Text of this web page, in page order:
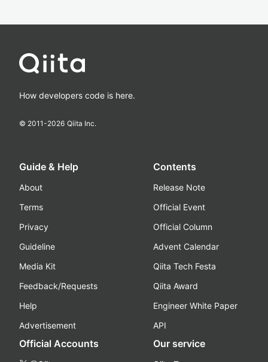
How developers code is here.
© 2011-2026 Qiita Inc.
Guide & Help
About
Terms
Privacy
Guideline
Media Kit
Feedback/Requests
Help
Advertisement
Contents
Release Note
Official Event
Official Column
Advent Calendar
Qiita Tech Festa
Qiita Award
Engineer White Paper
API
Official Accounts Our service